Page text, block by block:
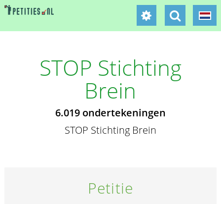
STOP Stichting
Brein
6.019 ondertekeningen
STOP Stichting Brein
Petitie